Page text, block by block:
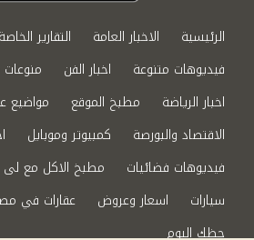
الرئيسية الاخبار العامة التقارير الخاصة
فيديوهات متنوعة
اخبار الفن
اخبار الرياضة
مطبخ الموقع
مواضيع
الاقتصاد والبورصة
كمبيوتر وموبايل
فيديوهات فضائيات
مطبخ الاكل مع
سيارات
اسعار وعروض عقارات في
حظك اليوم